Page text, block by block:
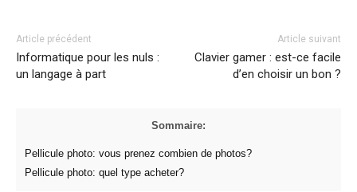
Article précédent
Informatique pour les nuls :
un langage à part
Article suivant
Clavier gamer : est-ce facile
d’en choisir un bon ?
Sommaire:
Pellicule photo: vous prenez combien de photos?
Pellicule photo: quel type acheter?